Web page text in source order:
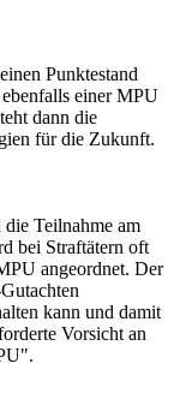
einen Punktestand
einer MPU
dann die
für die Zukunft.
Teilnahme am
bei Straftätern oft
angeordnet. Der
kann und damit
Vorsicht an